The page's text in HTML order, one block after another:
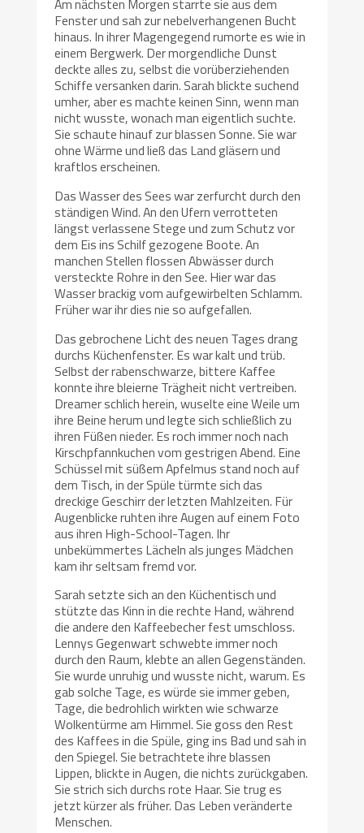
Am nächsten Morgen starrte sie aus dem
Fenster und sah zur nebelverhangenen Bucht
hinaus. In ihrer Magengegend rumorte es wie in
einem Bergwerk. Der morgendliche Dunst
deckte alles zu, selbst die vorüberziehenden
Schiffe versanken darin. Sarah blickte suchend
umher, aber es machte keinen Sinn, wenn man
nicht wusste, wonach man eigentlich suchte.
Sie schaute hinauf zur blassen Sonne. Sie war
ohne Wärme und ließ das Land gläsern und
kraftlos erscheinen.
Das Wasser des Sees war zerfurcht durch den
ständigen Wind. An den Ufern verrotteten
längst verlassene Stege und zum Schutz vor
dem Eis ins Schilf gezogene Boote. An
manchen Stellen flossen Abwässer durch
versteckte Rohre in den See. Hier war das
Wasser brackig vom aufgewirbelten Schlamm.
Früher war ihr dies nie so aufgefallen.
Das gebrochene Licht des neuen Tages drang
durchs Küchenfenster. Es war kalt und trüb.
Selbst der rabenschwarze, bittere Kaffee
konnte ihre bleierne Trägheit nicht vertreiben.
Dreamer schlich herein, wuselte eine Weile um
ihre Beine herum und legte sich schließlich zu
ihren Füßen nieder. Es roch immer noch nach
Kirschpfannkuchen vom gestrigen Abend. Eine
Schüssel mit süßem Apfelmus stand noch auf
dem Tisch, in der Spüle türmte sich das
dreckige Geschirr der letzten Mahlzeiten. Für
Augenblicke ruhten ihre Augen auf einem Foto
aus ihren High-School-Tagen. Ihr
unbekümmertes Lächeln als junges Mädchen
kam ihr seltsam fremd vor.
Sarah setzte sich an den Küchentisch und
stützte das Kinn in die rechte Hand, während
die andere den Kaffeebecher fest umschloss.
Lennys Gegenwart schwebte immer noch
durch den Raum, klebte an allen Gegenständen.
Sie wurde unruhig und wusste nicht, warum. Es
gab solche Tage, es würde sie immer geben,
Tage, die bedrohlich wirkten wie schwarze
Wolkentürme am Himmel. Sie goss den Rest
des Kaffees in die Spüle, ging ins Bad und sah in
den Spiegel. Sie betrachtete ihre blassen
Lippen, blickte in Augen, die nichts zurückgaben.
Sie strich sich durchs rote Haar. Sie trug es
jetzt kürzer als früher. Das Leben veränderte
Menschen.